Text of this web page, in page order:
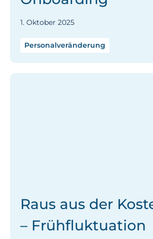
1. Oktober 2025
Personalveränderung
Raus aus der
– Frühfluktuation